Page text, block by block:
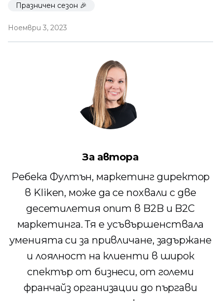
Празничен сезон 🎉
Ноември 3, 2023
За автора
Ребека Фултън, маркетинг директор
в Kliken, може да се похвали с две
десетилетия опит в B2B и B2C
маркетинга. Тя е усъвършенствала
уменията си за привличане, задържане
и лоялност на клиенти в широк
спектър от бизнеси, от големи
франчайз организации до пъргави